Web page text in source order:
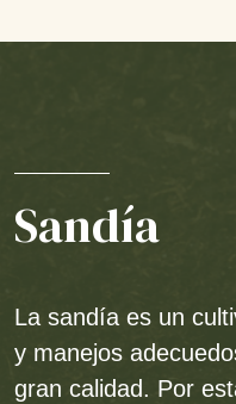
Sandía
La sandía es un
y manejos
gran calidad. Por